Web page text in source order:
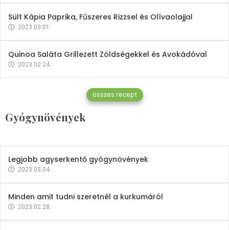
Sült Kápia Paprika, Fűszeres Rizzsel és Olívaolajjal
2023.03.01.
Quinoa Saláta Grillezett Zöldségekkel és Avokádóval
2023.02.24.
összes recept
Gyógynövények
Gyógynövények
Mindent a petrezselyemről
2023.12.21.
Legjobb agyserkentő gyógynövények
2023.03.04.
Minden amit tudni szeretnél a kurkumáról
2023.02.28.